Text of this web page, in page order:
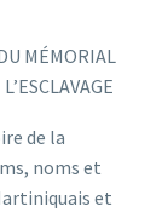
MÉMORIAL
de la
noms et
et